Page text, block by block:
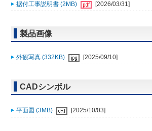
据付工事説明書 (2MB) [2026/03/31]
製品画像
外観写真 (332KB) [2025/09/10]
CADシンボル
平面図 (3MB) [2025/10/03]